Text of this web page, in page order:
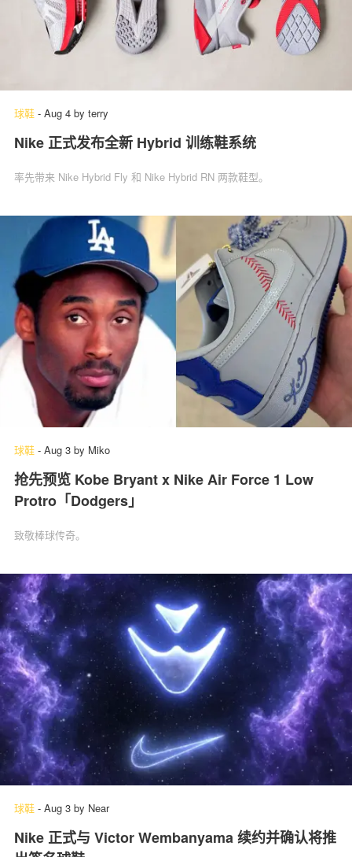
球鞋 - Aug 4 by terry
Nike 正式发布全新 Hybrid 训练鞋系统
率先带来 Nike Hybrid Fly 和 Nike Hybrid RN 两款鞋型。
球鞋 - Aug 3 by Miko
抢先预览 Kobe Bryant x Nike Air Force 1 Low
Protro「Dodgers」
致敬棒球传奇。
球鞋 - Aug 3 by Near
Nike 正式与 Victor Wembanyama 续约并确认将推